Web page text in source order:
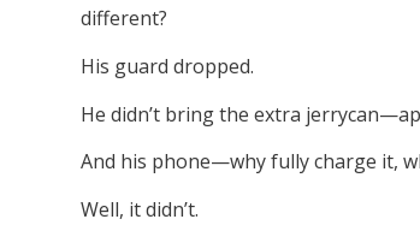
different?
His guard dropped.
He didn’t bring the extra
And his phone—why fully charge it,
Well, it didn’t.